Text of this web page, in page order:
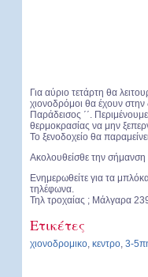
Για αύριο τετάρτη θα
χιονοδρόμοι θα έχουν στην
Παράδεισος ΄΄.
θερμοκρασίας να μην
Το ξενοδοχείο θα
Ακολουθείσθε την σήμανση
Ενημερωθείτε για τα
τηλέφωνα.
Τηλ τροχαίας ; Μάλγαρα
Ετικέτες
χιονοδρομικο, κεντρο, 3-